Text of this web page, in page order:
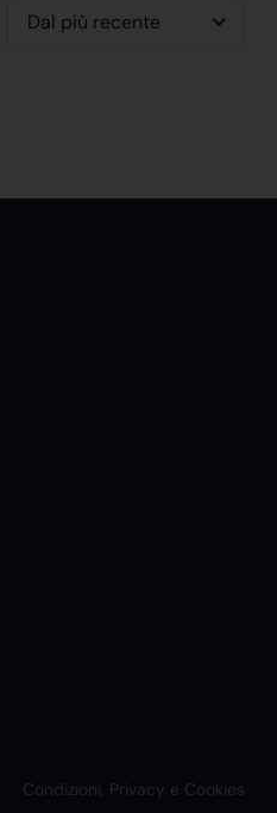
Dal più recente
Condizioni, Privacy e Cookies